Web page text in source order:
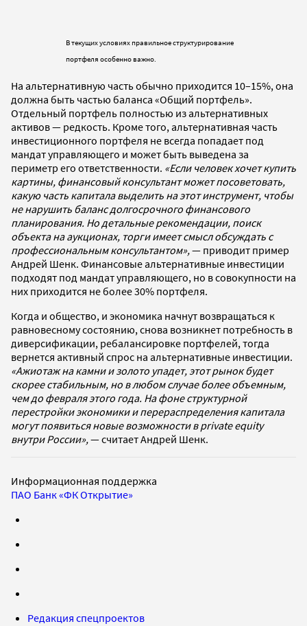
В текущих условиях правильное структурирование
портфеля особенно важно.
На альтернативную часть обычно приходится 10–15%, она
должна быть частью баланса «Общий портфель».
Отдельный портфель полностью из альтернативных
активов — редкость. Кроме того, альтернативная часть
инвестиционного портфеля не всегда попадает под
мандат управляющего и может быть выведена за
периметр его ответственности. «Если человек хочет купить
картины, финансовый консультант может посоветовать,
какую часть капитала выделить на этот инструмент, чтобы
не нарушить баланс долгосрочного финансового
планирования. Но детальные рекомендации, поиск
объекта на аукционах, торги имеет смысл обсуждать с
профессиональным консультантом»,— приводит пример
Андрей Шенк. Финансовые альтернативные инвестиции
подходят под мандат управляющего, но в совокупности на
них приходится не более 30% портфеля.
Когда и общество, и экономика начнут возвращаться к
равновесному состоянию, снова возникнет потребность в
диверсификации, ребалансировке портфелей, тогда
вернется активный спрос на альтернативные инвестиции.
«Ажиотаж на камни и золото упадет, этот рынок будет
скорее стабильным, но в любом случае более объемным,
чем до февраля этого года. На фоне структурной
перестройки экономики и перераспределения капитала
могут появиться новые возможности в private equity
внутри России»,— считает Андрей Шенк.
Информационная поддержка
ПАО Банк «ФК Открытие»
Редакция спецпроектов